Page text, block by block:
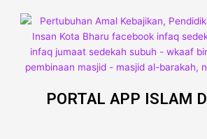
PORTAL APP ISLAM